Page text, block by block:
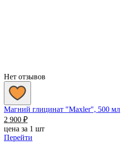
Нет отзывов
Магний глицинат "Maxler", 500 мл
2 900 ₽
цена за 1 шт
Перейти